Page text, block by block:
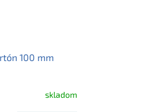
100 mm
skladom